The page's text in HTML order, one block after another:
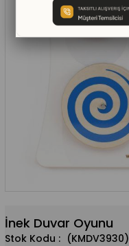
İnek Duvar Oyunu
(KMDV3930)